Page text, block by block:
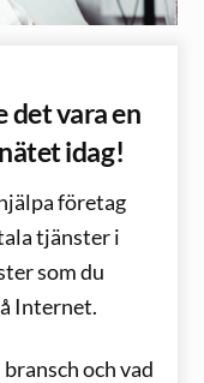
det vara en
idag!
företag
tjänster i
som du
Internet.
och vad